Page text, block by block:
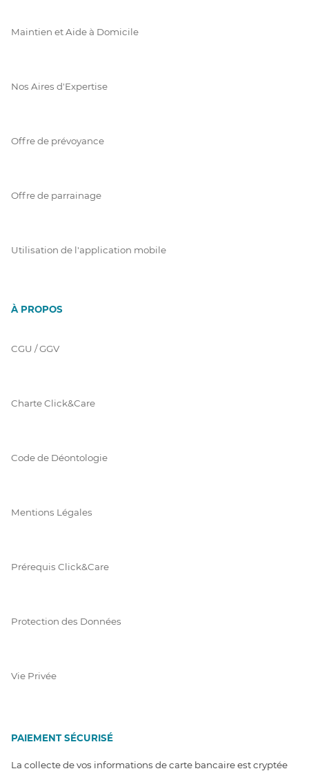
Maintien et Aide à Domicile
Nos Aires d'Expertise
Offre de prévoyance
Offre de parrainage
Utilisation de l'application mobile
À PROPOS
CGU / GGV
Charte Click&Care
Code de Déontologie
Mentions Légales
Prérequis Click&Care
Protection des Données
Vie Privée
PAIEMENT SÉCURISÉ
La collecte de vos informations de carte bancaire est cryptée